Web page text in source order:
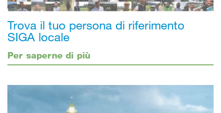
Trova il tuo persona di riferimento
SIGA locale
Per saperne di più